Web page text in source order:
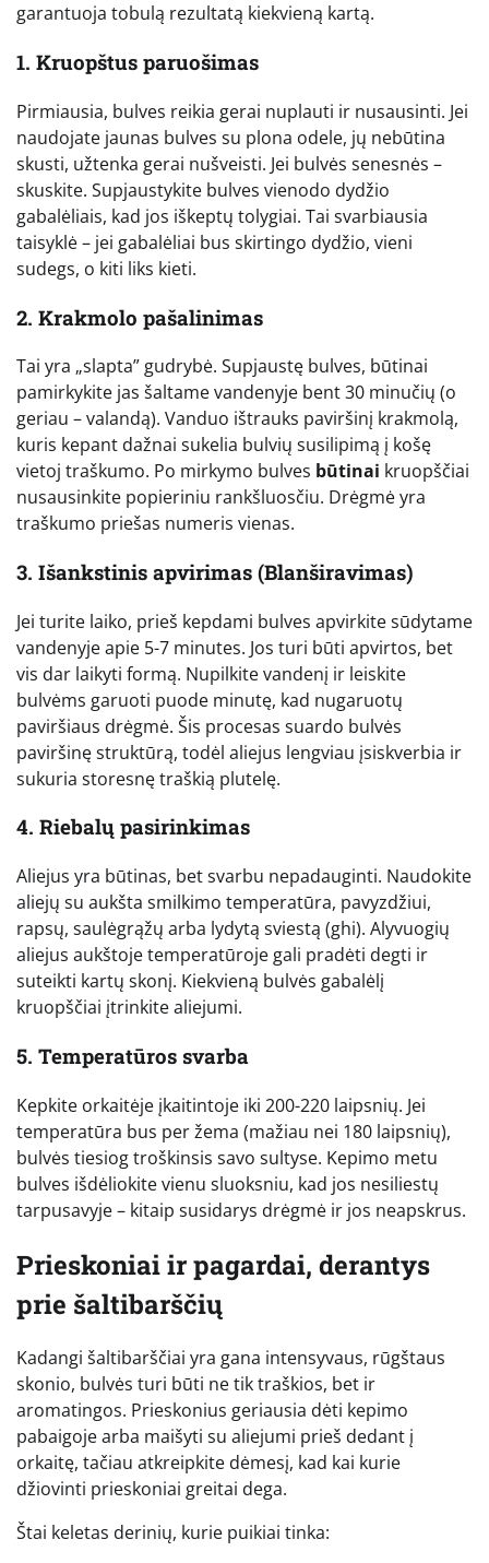
garantuoja tobulą rezultatą kiekvieną kartą.
1. Kruopštus paruošimas
Pirmiausia, bulves reikia gerai nuplauti ir nusausinti. Jei
naudojate jaunas bulves su plona odele, jų nebūtina
skusti, užtenka gerai nušveisti. Jei bulvės senesnės –
skuskite. Supjaustykite bulves vienodo dydžio
gabalėliais, kad jos iškeptų tolygiai. Tai svarbiausia
taisyklė – jei gabalėliai bus skirtingo dydžio, vieni
sudegs, o kiti liks kieti.
2. Krakmolo pašalinimas
Tai yra „slapta” gudrybė. Supjaustę bulves, būtinai
pamirkykite jas šaltame vandenyje bent 30 minučių (o
geriau – valandą). Vanduo ištrauks paviršinį krakmolą,
kuris kepant dažnai sukelia bulvių susilipimą į košę
vietoj traškumo. Po mirkymo bulves būtinai kruopščiai
nusausinkite popieriniu rankšluosčiu. Drėgmė yra
traškumo priešas numeris vienas.
3. Išankstinis apvirimas (Blanširavimas)
Jei turite laiko, prieš kepdami bulves apvirkite sūdytame
vandenyje apie 5-7 minutes. Jos turi būti apvirtos, bet
vis dar laikyti formą. Nupilkite vandenį ir leiskite
bulvėms garuoti puode minutę, kad nugaruotų
paviršiaus drėgmė. Šis procesas suardo bulvės
paviršinę struktūrą, todėl aliejus lengviau įsiskverbia ir
sukuria storesnę traškią plutelę.
4. Riebalų pasirinkimas
Aliejus yra būtinas, bet svarbu nepadauginti. Naudokite
aliejų su aukšta smilkimo temperatūra, pavyzdžiui,
rapsų, saulėgrąžų arba lydytą sviestą (ghi). Alyvuogių
aliejus aukštoje temperatūroje gali pradėti degti ir
suteikti kartų skonį. Kiekvieną bulvės gabalėlį
kruopščiai įtrinkite aliejumi.
5. Temperatūros svarba
Kepkite orkaitėje įkaitintoje iki 200-220 laipsnių. Jei
temperatūra bus per žema (mažiau nei 180 laipsnių),
bulvės tiesiog troškinsis savo sultyse. Kepimo metu
bulves išdėliokite vienu sluoksniu, kad jos nesiliestų
tarpusavyje – kitaip susidarys drėgmė ir jos neapskrus.
Prieskoniai ir pagardai, derantys
prie šaltibarščių
Kadangi šaltibarščiai yra gana intensyvaus, rūgštaus
skonio, bulvės turi būti ne tik traškios, bet ir
aromatingos. Prieskonius geriausia dėti kepimo
pabaigoje arba maišyti su aliejumi prieš dedant į
orkaitę, tačiau atkreipkite dėmesį, kad kai kurie
džiovinti prieskoniai greitai dega.
Štai keletas derinių, kurie puikiai tinka: